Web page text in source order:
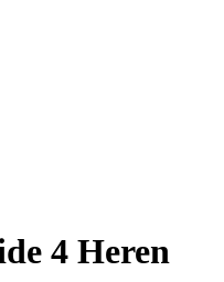
4 Heren